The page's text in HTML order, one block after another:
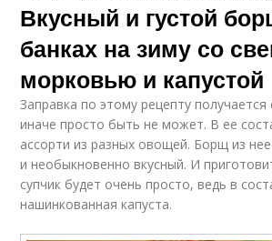
Вкусный и густой
банках на зиму со
морковью и капустой
Заправка по этому рецепту получается
иначе просто быть не может. В ее
ассорти из разных овощей. Борщ из нее
и необыкновенно вкусный. И
супчик будет очень просто, ведь в
нашинкованная капуста.